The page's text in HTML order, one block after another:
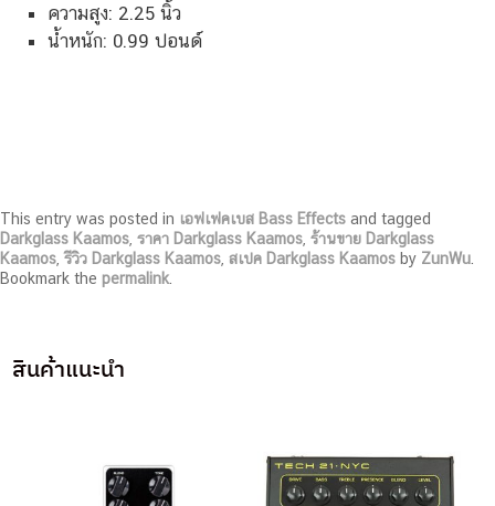
ความสูง: 2.25 นิ้ว
น้ำหนัก: 0.99 ปอนด์
This entry was posted in เอฟเฟคเบส Bass Effects and tagged
Darkglass Kaamos ราคา Darkglass Kaamos ร้านขาย Darkglass
Kaamos ,รีวิว Darkglass Kaamos สเปค Darkglass Kaamos by ZunWu
Bookmark the permalink
สินค้าแนะนำ